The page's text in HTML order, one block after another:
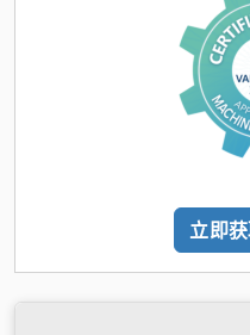
立即